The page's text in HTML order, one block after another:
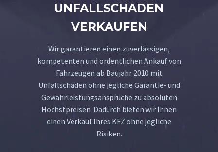
UNFALLSCHADEN
VERKAUFEN
Wir garantieren einen zuverlässigen,
kompetenten und ordentlichen Ankauf von
Fahrzeugen ab Baujahr 2010 mit
Unfallschäden ohne jegliche Garantie- und
Gewährleistungsansprüche zu absoluten
Höchstpreisen. Dadurch bieten wir Ihnen
einen Verkauf Ihres KFZ ohne jegliche
Risiken.